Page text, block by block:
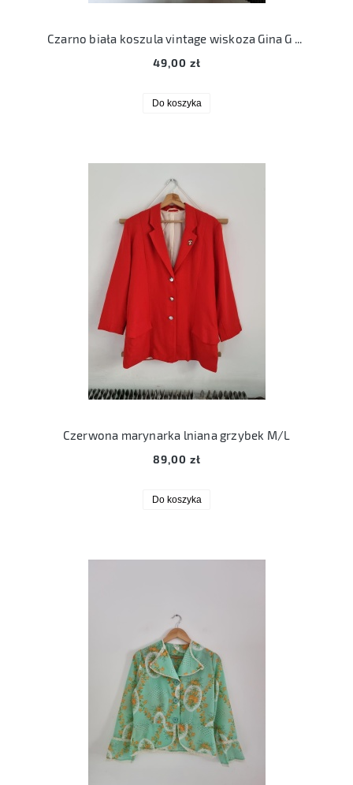
49,00 zł
Do koszyka
Czerwona marynarka lniana grzybek M/L
89,00 zł
Do koszyka